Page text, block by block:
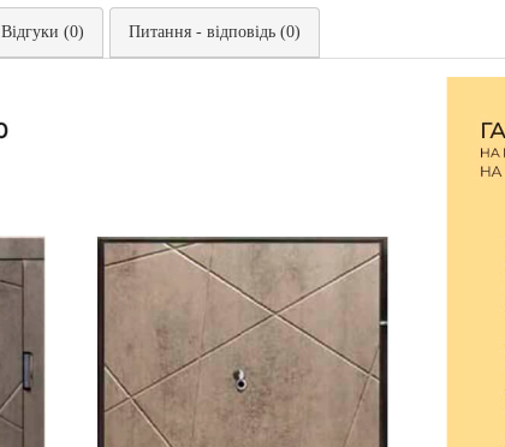
Відгуки (0) Питання - відповідь (0)